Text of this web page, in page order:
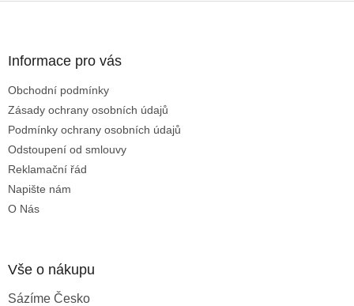
Informace pro vás
Obchodní podmínky
Zásady ochrany osobních údajů
Podmínky ochrany osobních údajů
Odstoupení od smlouvy
Reklamační řád
Napište nám
O Nás
Vše o nákupu
Sázíme Česko